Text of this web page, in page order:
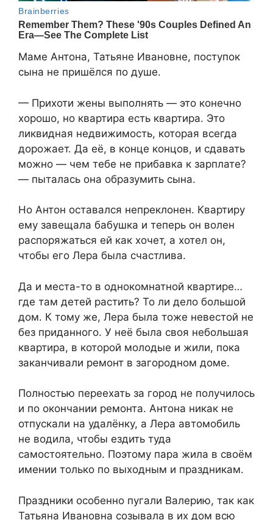
Маме Антона, Татьяне Ивановне, поступок
сына не пришёлся по душе.
— Прихоти жены выполнять — это конечно
хорошо, но квартира есть квартира. Это
ликвидная недвижимость, которая всегда
дорожает. Да её, в конце концов, и сдавать
можно — чем тебе не прибавка к зарплате?
— пыталась она образумить сына.
Но Антон оставался непреклонен. Квартиру
ему завещала бабушка и теперь он волен
распоряжаться ей как хочет, а хотел он,
чтобы его Лера была счастлива.
Да и места-то в однокомнатной квартире…
где там детей растить? То ли дело большой
дом. К тому же, Лера была тоже невестой не
без приданного. У неё была своя небольшая
квартира, в которой молодые и жили, пока
заканчивали ремонт в загородном доме.
Полностью переехать за город не получилось
и по окончании ремонта. Антона никак не
отпускали на удалёнку, а Лера автомобиль
не водила, чтобы ездить туда
самостоятельно. Поэтому пара жила в своём
имении только по выходным и праздникам.
Праздники особенно пугали Валерию, так как
Татьяна Ивановна созывала в их дом всю